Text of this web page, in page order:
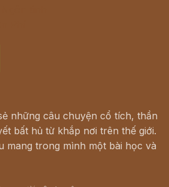
những câu chuyện cổ tích, thần
bất hủ từ khắp nơi trên thế giới.
mang trong mình một bài học và